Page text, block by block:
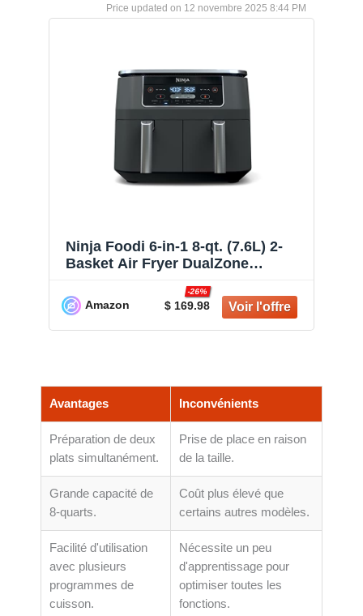
12 novembre 2025 8:44 PM
Ninja Foodi 6-in-1 8-qt. (7.6L) 2-
Basket Air Fryer DualZone
Finish to Roast, Broil, Dehydrate
& More for Quick, Easy Meals,
Slate Grey (DZ201C) Canadian
Amazon $ 169.98
-26%
Avantages Inconvénients
Préparation de deux
plats simultanément.
Prise de place en raison
de la taille.
Grande capacité de
8-quarts.
Coût plus élevé que
certains autres modèles.
Facilité d'utilisation
avec plusieurs
programmes de
cuisson.
Nécessite un peu
d'apprentissage pour
optimiser toutes les
fonctions.